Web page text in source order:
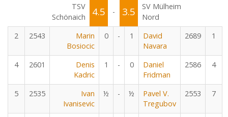
TSV
Schönaich
4.5 - 3.5
SV Mülheim
Nord
2
2543
Marin
Bosiocic
0 - 1
David
Navara
2689 1
4 2601
Denis
Kadric
1 - 0
Daniel
Fridman
2586 4
5 2535
Ivan
Ivanisevic
½ - ½
Pavel V.
Tregubov
2553 7